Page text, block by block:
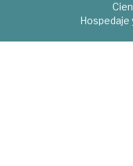
Hospedaje